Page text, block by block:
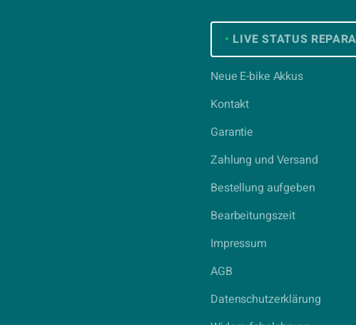
• LIVE STATUS
Neue E-bike Akkus
Kontakt
Garantie
Zahlung und Versand
Bestellung aufgeben
Bearbeitungszeit
Impressum
AGB
Datenschutzerklärung